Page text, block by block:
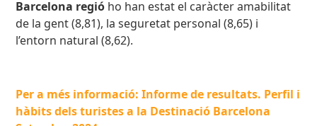
Barcelona regió ho han estat el caràcter amabilitat
de la gent (8,81), la seguretat personal (8,65) i
l’entorn natural (8,62).
Per a més informació: Informe de resultats. Perfil i
hàbits dels turistes a la Destinació Barcelona